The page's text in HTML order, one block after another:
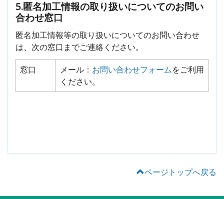
5.匿名加工情報の取り扱いについてのお問い
合わせ窓口
匿名加工情報等の取り扱いについてのお問い合わせ
は、次の窓口までご連絡ください。
窓口 メール： お問い合わせフォームをご利用
ください。
ページトップへ戻る